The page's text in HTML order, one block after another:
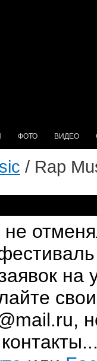
ФОТО ВИДЕО
/ Rap
на